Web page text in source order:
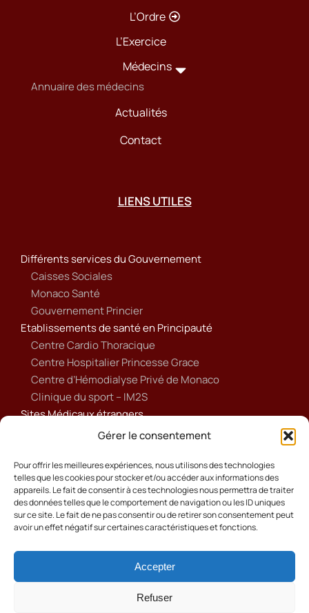
Gérer le consentement
Pour offrir les meilleures expériences, nous utilisons des technologies
telles que les cookies pour stocker et/ou accéder aux informations des
appareils. Le fait de consentir à ces technologies nous permettra de traiter
des données telles que le comportement de navigation ou les ID uniques
sur ce site. Le fait de ne pas consentir ou de retirer son consentement peut
avoir un effet négatif sur certaines caractéristiques et fonctions.
Accepter
Refuser
L’Ordre
L’Exercice
Médecins
Annuaire des médecins
Actualités
Contact
LIENS UTILES
Différents services du Gouvernement
Caisses Sociales
Monaco Santé
Gouvernement Princier
Etablissements de santé en Principauté
Centre Cardio Thoracique
Centre Hospitalier Princesse Grace
Centre d’Hémodialyse Privé de Monaco
Clinique du sport – IM2S
Sites Médicaux étrangers
Ordre national des médecins français
Politique de cookies (UE)
Cookies
Mentions Légales